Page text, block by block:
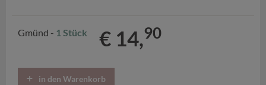
Gmünd - 1 Stück € 14,90
in den Warenkorb